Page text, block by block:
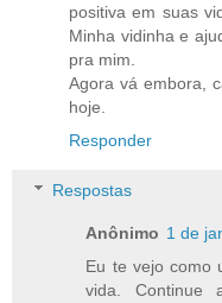
positiva em suas
Minha vidinha e
pra mim.
Agora vá embora,
hoje.
Responder
Respostas
Anônimo 1 de
Eu te vejo como
vida. Continue